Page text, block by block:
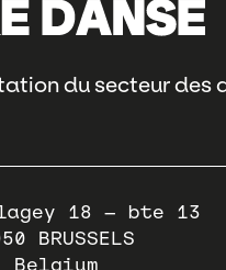
du secteur des
18 – bte 13
BRUSSELS
Belgium